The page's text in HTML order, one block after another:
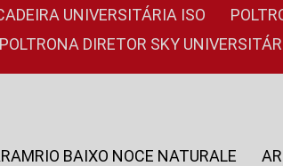
CADEIRA UNIVERSITÁRIA ISO
POLTRONA DIRETOR SKY
ARAMRIO BAIXO NOCE NATURALE